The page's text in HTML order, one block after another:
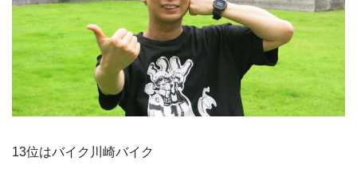
13位はバイク川崎バイク